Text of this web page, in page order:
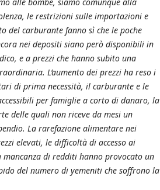
le restrizioni sulle importazioni e
del carburante fanno sì che le poche
nei depositi siano però disponibili in
e a prezzi che hanno subito una
L’aumento dei prezzi ha reso i
di prima necessità, il carburante e le
per famiglie a corto di danaro, la
delle quali non riceve da mesi un
La rarefazione alimentare nei
elevati, le difficoltà di accesso ai
mancanza di redditi hanno provocato un
del numero di yemeniti che soffrono la